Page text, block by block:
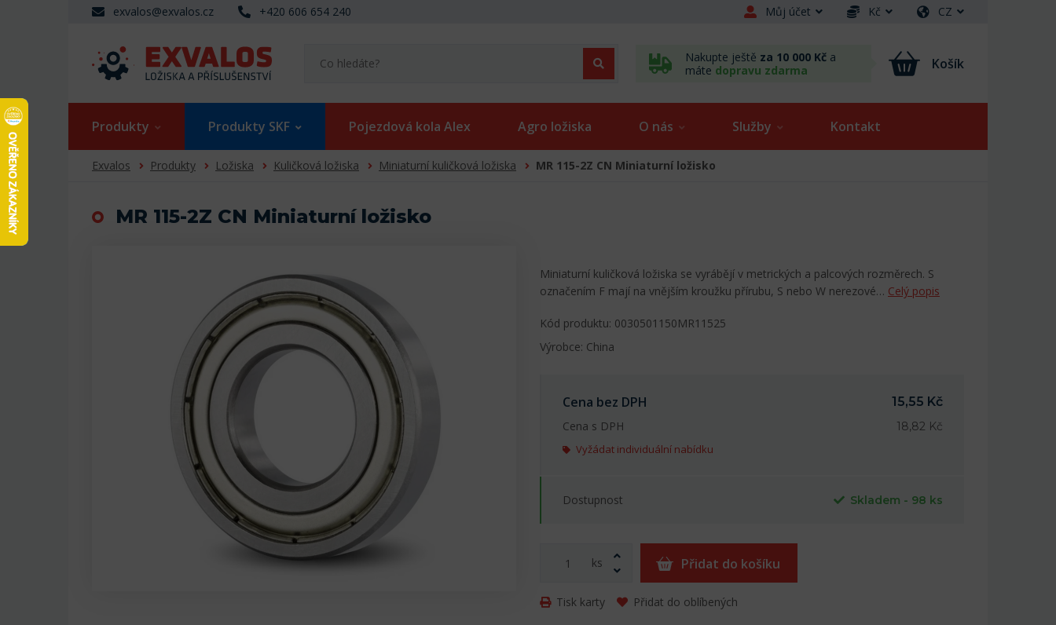
exvalos@exvalos.cz +420 606 654 240 Můj účet Kč CZ
Nakupte ještě za 10 000 Kč a
máte dopravu zdarma Košík
Produkty Produkty SKF Pojezdová kola Alex Agro ložiska O nás Služby Kontakt
Exvalos Produkty Ložiska Kuličková ložiska Miniaturní kuličková ložiska MR 115-2Z CN Miniaturní ložisko
MR 115-2Z CN Miniaturní ložisko
Miniaturní kuličková ložiska se vyrábějí v metrických a palcových rozměrech. S
označením F mají na vnějším kroužku přírubu, S nebo W nerezové… Celý popis
Kód produktu: 0030501150MR11525
Výrobce: China
Cena bez DPH
15,55 Kč
Cena s DPH
18,82 Kč
Vyžádat individuální nabídku
Dostupnost Skladem - 98 ks
ks Přidat do košíku
Tisk karty Přidat do oblíbených